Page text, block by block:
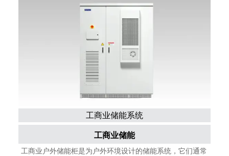
工商业储能系统
工商业储能
工商业户外储能柜是为户外环境设计的储能系统，它们通常